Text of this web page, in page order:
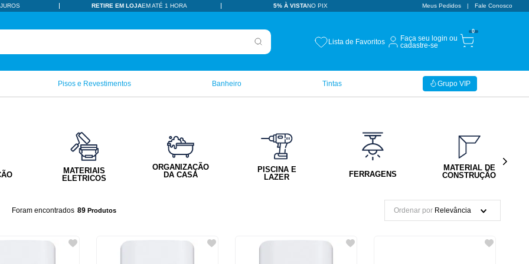
RETIRE EM LOJAEM ATÉ 1 HORA 5% À VISTANO PIX Meus Pedidos Fale Conosco
Lista de Favoritos
Faça seu login ou
cadastre-se
0
Grupo VIP
Pisos e Revestimentos Banheiro Tintas
MATERIAIS
ELETRICOS
ORGANIZAÇÃO
DA CASA
PISCINA E
LAZER
FERRAGENS
MATERIAL DE
CONSTRUÇÃO
89 Produtos Ordenar por Relevância